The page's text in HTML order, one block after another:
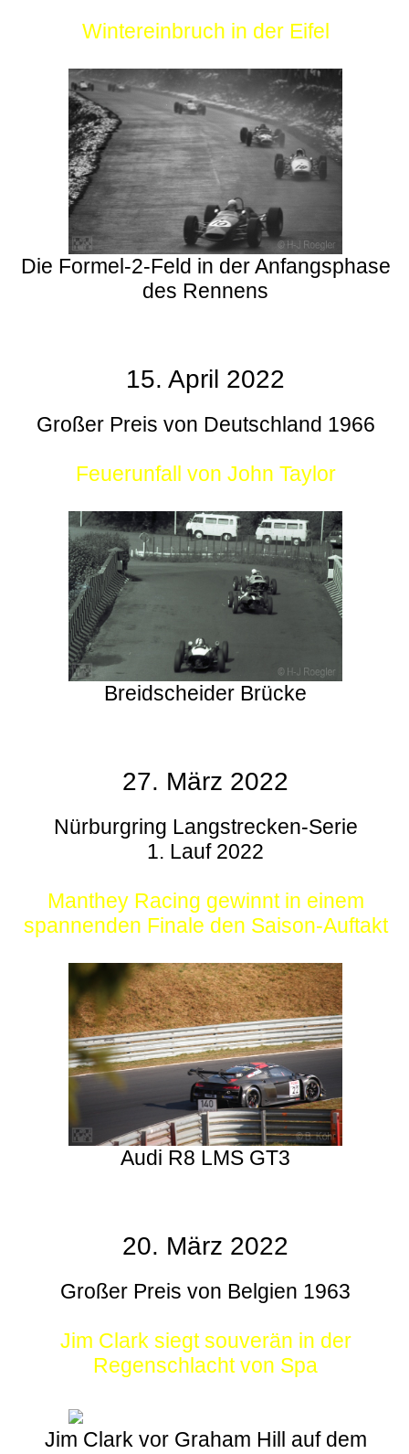
Wintereinbruch in der Eifel
Die Formel-2-Feld in der Anfangsphase
des Rennens
15. April 2022
Großer Preis von Deutschland 1966
Feuerunfall von John Taylor
Breidscheider Brücke
27. März 2022
Nürburgring Langstrecken-Serie
1. Lauf 2022
Manthey Racing gewinnt in einem
spannenden Finale den Saison-Auftakt
Audi R8 LMS GT3
20. März 2022
Großer Preis von Belgien 1963
Jim Clark siegt souverän in der
Regenschlacht von Spa
Jim Clark vor Graham Hill auf dem